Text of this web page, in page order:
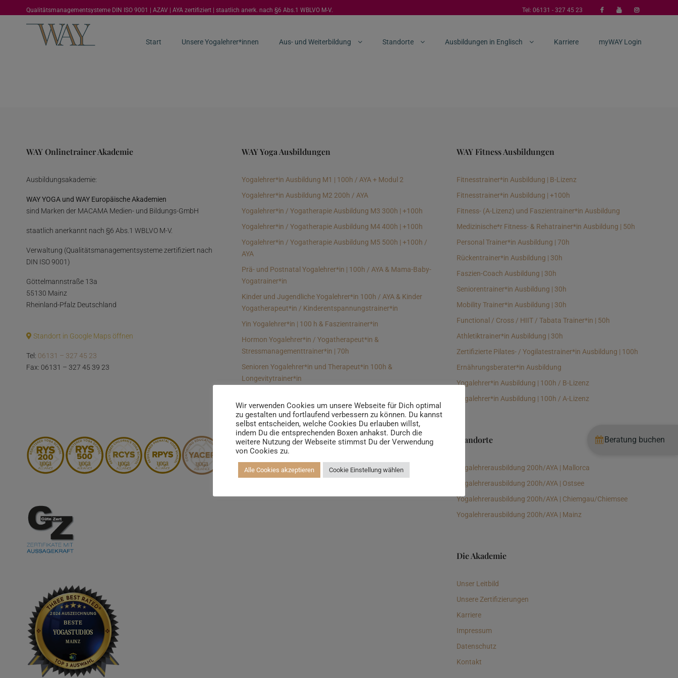
Qualitätsmanagementsysteme DIN ISO 9001 | AZAV | AYA zertifiziert | staatlich anerk. nach §6 Abs.1 WBLVO M-V. Tel: 06131 - 327 45 23
Start Unsere Yogalehrer*innen Aus- und Weiterbildung Standorte Ausbildungen in Englisch Karriere myWAY Login
WAY Onlinetrainer Akademie
Ausbildungsakademie:
WAY YOGA und WAY Europäische Akademien
sind Marken der MACAMA Medien- und Bildungs-GmbH
staatlich anerkannt nach §6 Abs.1 WBLVO M-V.
Verwaltung (Qualitätsmanagementsysteme zertifiziert nach
DIN ISO 9001)
Göttelmannstraße 13a
55130 Mainz
Rheinland-Pfalz Deutschland
Standort in Google Maps öffnen
Tel: 06131 – 327 45 23
Fax: 06131 – 327 45 39 23
WAY Yoga Ausbildungen
Yogalehrer*in Ausbildung M1 | 100h / AYA + Modul 2
Yogalehrer*in Ausbildung M2 200h / AYA
Yogalehrer*in / Yogatherapie Ausbildung M3 300h | +100h
Yogalehrer*in / Yogatherapie Ausbildung M4 400h | +100h
Yogalehrer*in / Yogatherapie Ausbildung M5 500h | +100h /
AYA
Prä- und Postnatal Yogalehrer*in | 100h / AYA & Mama-Baby-
Yogatrainer*in
Kinder und Jugendliche Yogalehrer*in 100h / AYA & Kinder
Yogatherapeut*in / Kinderentspannungstrainer*in
Yin Yogalehrer*in | 100 h & Faszientrainer*in
Hormon Yogalehrer*in / Yogatherapeut*in &
Stressmanagementtrainer*in | 70h
Senioren Yogalehrer*in und Therapeut*in 100h &
Longevitytrainer*in
Meditationsleiter*in | 50h & Achtsamkeitstrainer*in
Yoga Alignmenttrainer*in | 40h
Yoga Hilfsmitteltrainer*in Ausbildung | 10 h
WAY Fitness Ausbildungen
Fitnesstrainer*in Ausbildung | B-Lizenz
Fitnesstrainer*in Ausbildung | +100h
Fitness- (A-Lizenz) und Faszientrainer*in Ausbildung
Medizinische*r Fitness- & Rehatrainer*in Ausbildung | 50h
Personal Trainer*in Ausbildung | 70h
Rückentrainer*in Ausbildung | 30h
Faszien-Coach Ausbildung | 30h
Seniorentrainer*in Ausbildung | 30h
Mobility Trainer*in Ausbildung | 30h
Functional / Cross / HIIT / Tabata Trainer*in | 50h
Athletiktrainer*in Ausbildung | 30h
Zertifizierte Pilates- / Yogilatestrainer*in Ausbildung | 100h
Ernährungsberater*in Ausbildung
Yogalehrer*in Ausbildung | 100h / B-Lizenz
Yogalehrer*in Ausbildung | 100h / A-Lizenz
Standorte
Yogalehrerausbildung 200h/AYA | Mallorca
Yogalehrerausbildung 200h/AYA | Ostsee
Yogalehrerausbildung 200h/AYA | Chiemgau/Chiemsee
Yogalehrerausbildung 200h/AYA | Mainz
Die Akademie
Unser Leitbild
Unsere Zertifizierungen
Karriere
Impressum
Datenschutz
Kontakt
Wir verwenden Cookies um unsere Webseite für Dich optimal
zu gestalten und fortlaufend verbessern zu können. Du kannst
selbst entscheiden, welche Cookies Du erlauben willst,
indem Du die entsprechenden Boxen anhakst. Durch die
weitere Nutzung der Webseite stimmst Du der Verwendung
von Cookies zu.
Alle Cookies akzeptieren Cookie Einstellung wählen
Beratung buchen